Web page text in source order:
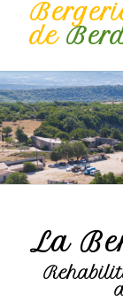
de
La